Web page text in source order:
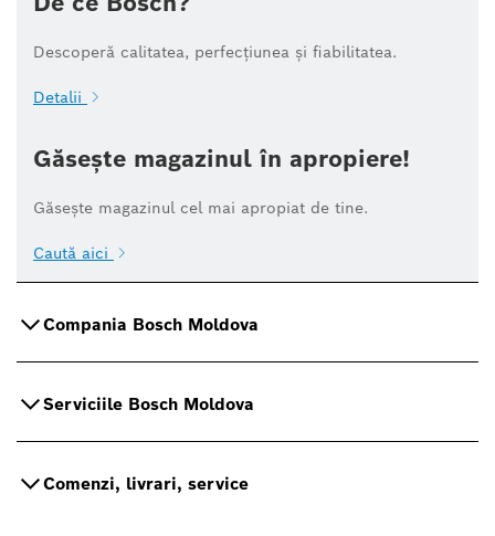
Descoperă calitatea, perfecțiunea și fiabilitatea.
Detalii
Găsește magazinul în apropiere!
Găsește magazinul cel mai apropiat de tine.
Caută aici
Compania Bosch Moldova
Serviciile Bosch Moldova
Comenzi, livrari, service